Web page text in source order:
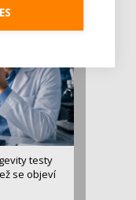
testy
se objeví